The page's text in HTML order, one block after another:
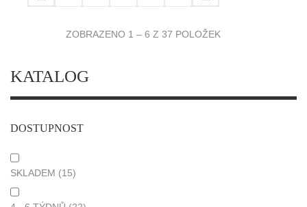
ZOBRAZENO 1 – 6 Z 37 POLOŽEK
KATALOG
DOSTUPNOST
SKLADEM (15)